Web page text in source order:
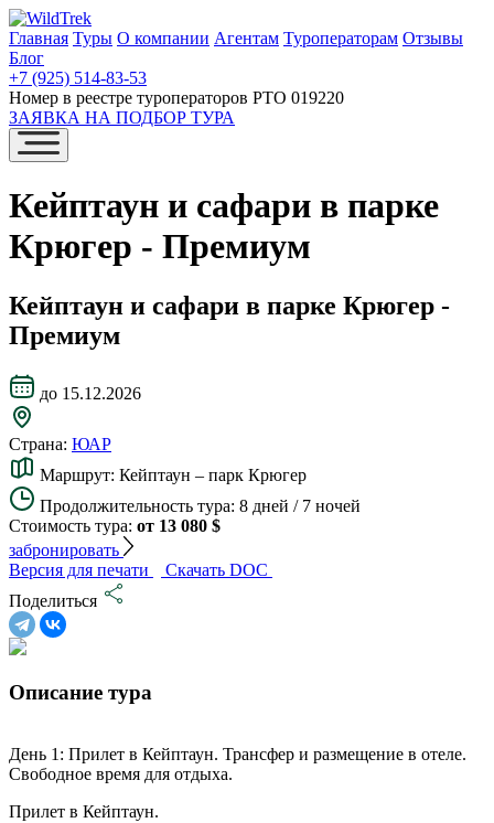
Главная Туры О компании Агентам Туроператорам Отзывы
Блог
+7 (925) 514-83-53
Номер в реестре туроператоров РТО 019220
ЗАЯВКА НА ПОДБОР ТУРА
Кейптаун и сафари в парке
Крюгер - Премиум
Кейптаун и сафари в парке Крюгер -
Премиум
до 15.12.2026
Страна: ЮАР
Маршрут: Кейптаун – парк Крюгер
Продолжительность тура: 8 дней / 7 ночей
Стоимость тура: от 13 080 $
забронировать
Версия для печати
Скачать DOC
Поделиться
Описание тура
День 1: Прилет в Кейптаун. Трансфер и размещение в отеле.
Свободное время для отдыха.
Прилет в Кейптаун.